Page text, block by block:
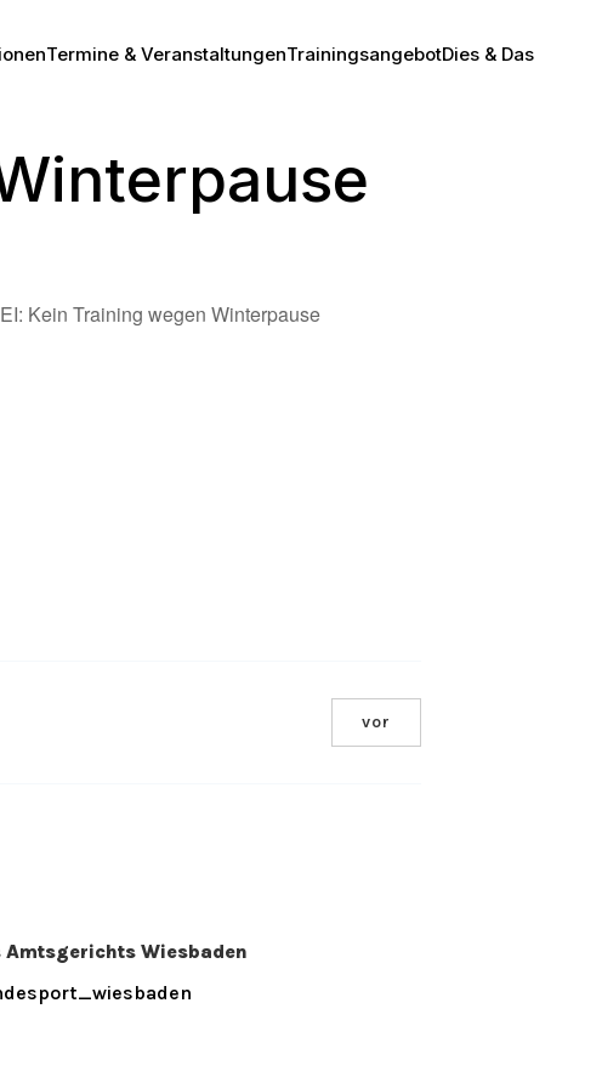
Termine & VeranstaltungenTrainingsangebotDies & Das
vor
Wiesbaden